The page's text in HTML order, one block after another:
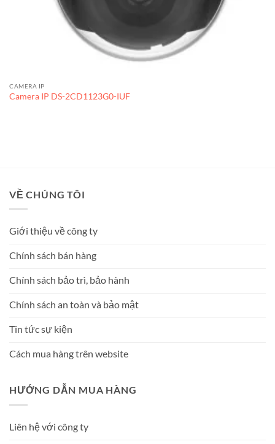
CAMERA IP
Camera IP DS-2CD1123G0-IUF
VỀ CHÚNG TÔI
Giới thiệu về công ty
Chính sách bán hàng
Chính sách bảo trì, bảo hành
Chính sách an toàn và bảo mật
Tin tức sự kiện
Cách mua hàng trên website
HƯỚNG DẪN MUA HÀNG
Liên hệ với công ty